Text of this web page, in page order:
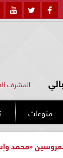
المشرف
منوعات